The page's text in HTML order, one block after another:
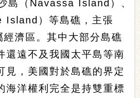
島（Navassa Island）、
Island）等島礁，主張
濟區。其中大部分島礁
還遠不及我國太平島等南
見，美國對於島礁的界定
海洋權利完全是持雙重標